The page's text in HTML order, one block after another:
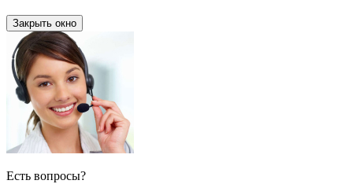
Закрыть окно
Есть вопросы?